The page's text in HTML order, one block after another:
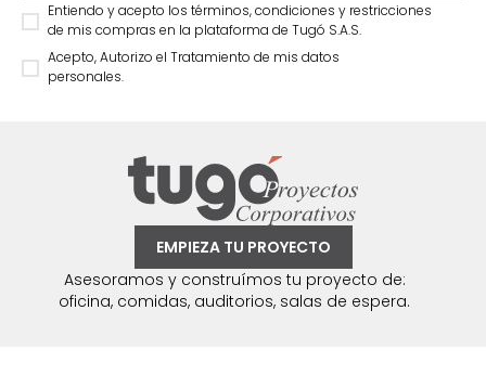
Entiendo y acepto los términos, condiciones y restricciones
de mis compras en la plataforma de Tugó S.A.S.
Acepto, Autorizo el Tratamiento de mis datos
personales.
EMPIEZA TU PROYECTO
Asesoramos y construímos tu proyecto de:
oficina, comidas, auditorios, salas de espera.